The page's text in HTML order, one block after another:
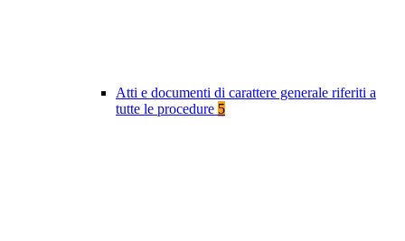
Atti e documenti di carattere generale riferiti a
tutte le procedure 5